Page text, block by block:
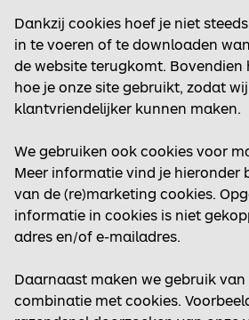
Dankzij cookies hoef je niet
in te voeren of te downloaden
de website terugkomt. Bovendien
hoe je onze site gebruikt, zodat
klantvriendelijker kunnen maken.
We gebruiken ook cookies voor
Meer informatie vind je hieronder
van de (re)marketing cookies.
informatie in cookies is niet
adres en/of e-mailadres.
Daarnaast maken we gebruik
combinatie met cookies.